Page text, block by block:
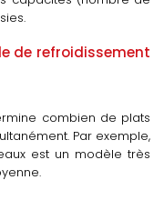
de refroidissement
combien de plats
Par exemple,
est un modèle très